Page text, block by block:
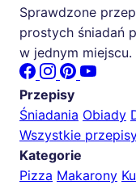
Sprawdzone
prostych śniadań
w jednym miejscu.
Przepisy
Śniadania Obiady
Wszystkie
Kategorie
Pizza Makarony